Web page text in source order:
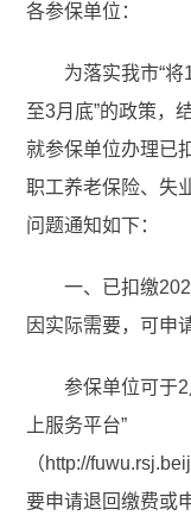
各参保单位：
为落实我市“
至3月底”的政策，
就参保单位办理已
职工养老保险、失
问题通知如下：
一、已扣缴
因实际需要，可申
参保单位可于
上服务平台”
（http://
要申请退回缴费或